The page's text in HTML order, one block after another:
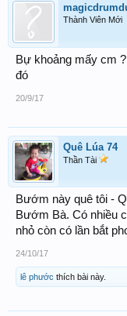
Thành Viên Mới
Bự khoảng mấy cm
đó
20/9/17
Quê Lúa 74
Thần Tài
Bướm này quê tôi -
Bướm Bà. Có nhiều
nhỏ còn có lần bắt
24/10/17
lê phước thích bài này.